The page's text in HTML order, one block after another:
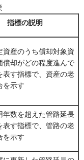
指標の説明
資産のうち償却対象資
償却がどの程度進んで
表す指標で、資産の老
を示す
年数を超えた管路延長
表す指標で、管路の老
を示す